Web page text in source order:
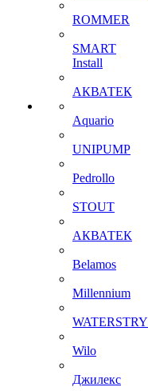
ROMMER
SMART
Install
АКВАТЕК
Aquario
UNIPUMP
Pedrollo
STOUT
АКВАТЕК
Belamos
Millennium
WATERSTRY
Wilo
Джилекс